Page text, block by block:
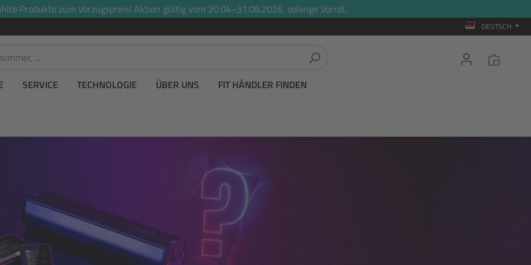
Produkte zum Vorzugspreis! Aktion gültig vom 20.04.-31.08.2026, solange Vorrat.
DEUTSCH
SERVICE TECHNOLOGIE ÜBER UNS FIT HÄNDLER FINDEN